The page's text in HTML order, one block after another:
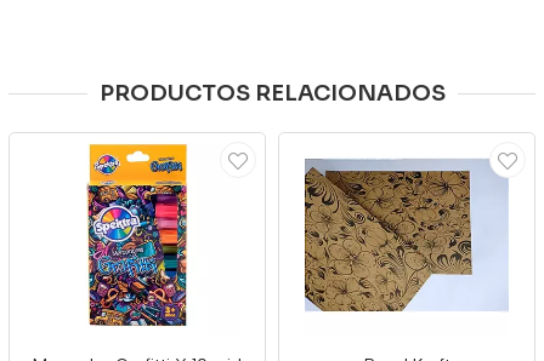
PRODUCTOS RELACIONADOS